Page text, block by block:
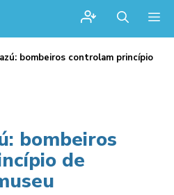
bombeiros controlam princípio
bombeiros
de